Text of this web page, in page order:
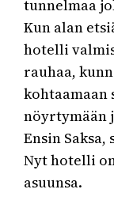
tunnelmaa
Kun alan
hotelli
rauhaa,
kohtaamaan
nöyrtymään
Ensin
Nyt hotelli
asuunsa.